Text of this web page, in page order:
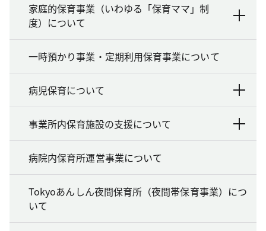
家庭的保育事業（いわゆる「保育ママ」制
度）について
一時預かり事業・定期利用保育事業について
病児保育について
事業所内保育施設の支援について
病院内保育所運営事業について
Tokyoあんしん夜間保育所（夜間帯保育事業）につ
いて